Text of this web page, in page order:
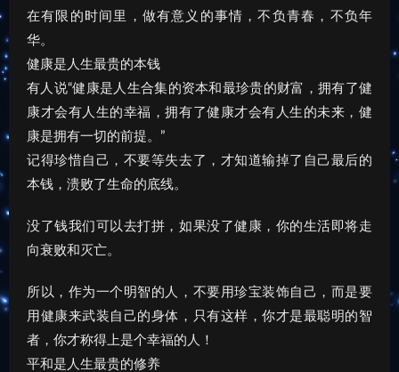
在有限的时间里，做有意义的事情，不负青春，不负年
华。
健康是人生最贵的本钱
有人说“健康是人生合集的资本和最珍贵的财富，拥有了健
康才会有人生的幸福，拥有了健康才会有人生的未来，健
康是拥有一切的前提。”
记得珍惜自己，不要等失去了，才知道输掉了自己最后的
本钱，溃败了生命的底线。
没了钱我们可以去打拼，如果没了健康，你的生活即将走
向衰败和灭亡。
所以，作为一个明智的人，不要用珍宝装饰自己，而是要
用健康来武装自己的身体，只有这样，你才是最聪明的智
者，你才称得上是个幸福的人！
平和是人生最贵的修养